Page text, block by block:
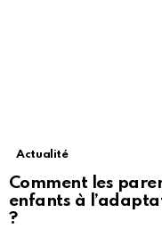
Actualité
Comment les
enfants à
?